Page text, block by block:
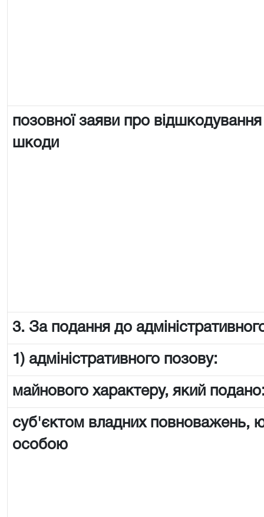
позовної заяви про
шкоди
3. За подання до
1) адміністративного позову:
майнового характеру, який
суб'єктом владних повноважень,
особою